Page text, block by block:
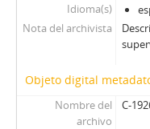
Idioma(s)
Nota del archivista
Objeto digital
Nombre del
archivo
C-